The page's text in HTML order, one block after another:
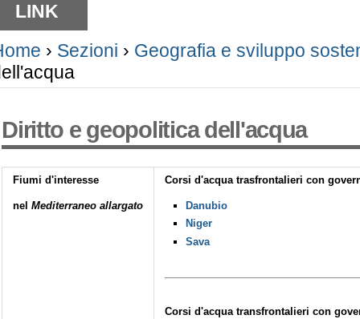
LINK
› Sezioni › Geografia e sviluppo
Diritto e geopolitica dell'acqua
Fiumi d'interesse
nel Mediterraneo allargato
Corsi d'acqua trasfrontalieri con
Danubio
Niger
Sava
Corsi d'acqua transfrontalieri con